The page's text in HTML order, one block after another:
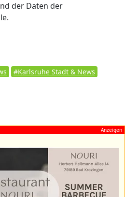
der Daten der
#Karlsruhe Stadt & News
Anzeigen